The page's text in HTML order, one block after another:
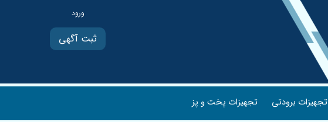
ثبت آگهی
تجهیزات برودتی تجهیزات پخت و پز